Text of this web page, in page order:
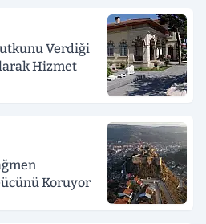
Verdiği
Hizmet
Koruyor